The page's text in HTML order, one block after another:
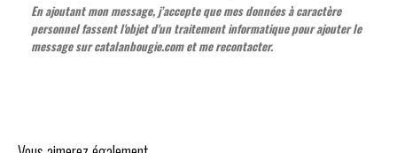
En ajoutant mon message, j’accepte que mes données à caractère
personnel fassent l'objet d'un traitement informatique pour ajouter le
message sur catalanbougie.com et me recontacter.